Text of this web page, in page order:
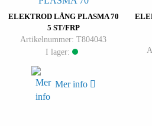
ELEKTROD LÅNG PLASMA 70
5 ST/FRP
Artikelnummer: T804043
I lager:
Mer info